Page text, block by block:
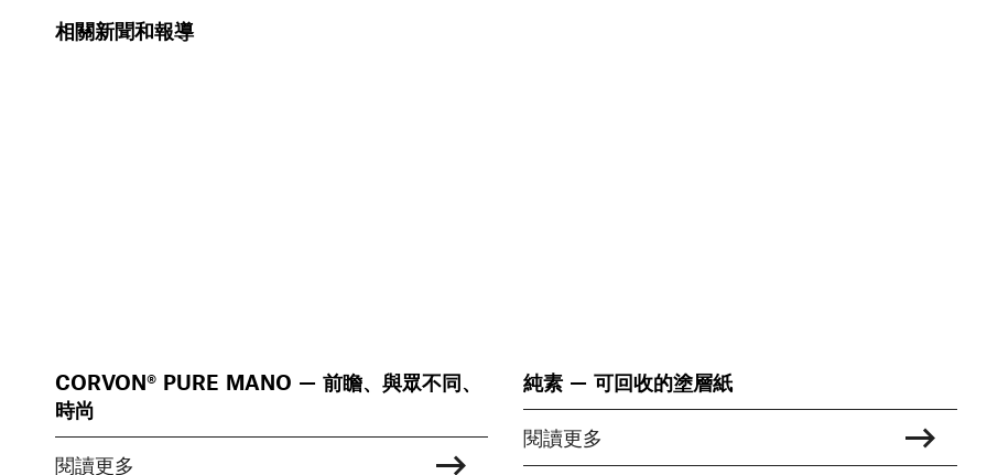
相關新聞和報導
CORVON® PURE MANO — 前瞻、與眾不同、
時尚
閱讀更多
純素 — 可回收的塗層紙
閱讀更多